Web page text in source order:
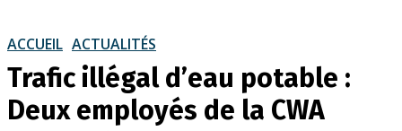
ACCUEIL ACTUALITÉS
Trafic illégal d’eau potable :
Deux employés de la CWA